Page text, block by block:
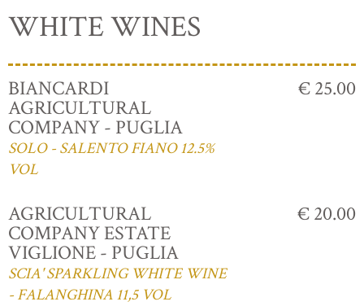
WHITE WINES
BIANCARDI
AGRICULTURAL
COMPANY - PUGLIA
SOLO - SALENTO FIANO 12.5%
VOL
€ 25.00
AGRICULTURAL
COMPANY ESTATE
VIGLIONE - PUGLIA
SCIA' SPARKLING WHITE WINE
- FALANGHINA 11,5 VOL
€ 20.00